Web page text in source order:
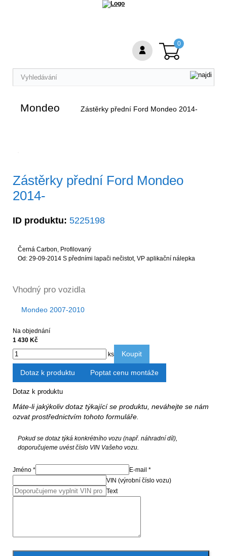
Mondeo Zástěrky přední Ford Mondeo 2014-
Zástěrky přední Ford Mondeo
2014-
ID produktu: 5225198
Černá Carbon, Profilovaný
Od: 29-09-2014 S předními lapači nečistot, VP aplikační nálepka
Vhodný pro vozidla
Mondeo 2007-2010
Na objednání
1 430 Kč
ks
Koupit
Dotaz k produktu Poptat cenu montáže
Dotaz k produktu
Máte-li jakýkoliv dotaz týkající se produktu, neváhejte se nám
ozvat prostřednictvím tohoto formuláře.
Pokud se dotaz týká konkrétního vozu (např. náhradní díl),
doporučujeme uvést číslo VIN Vašeho vozu.
Jméno *
E-mail *
VIN (výrobní číslo vozu)
Text
0